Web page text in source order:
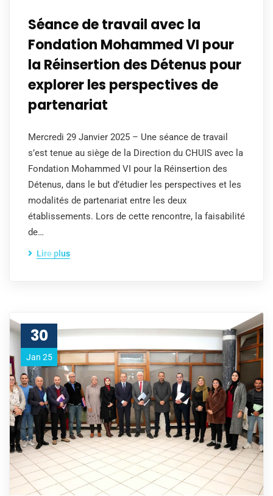
Séance de travail avec la
Fondation Mohammed VI pour
la Réinsertion des Détenus pour
explorer les perspectives de
partenariat
Mercredi 29 Janvier 2025 – Une séance de travail
s’est tenue au siège de la Direction du CHUIS avec la
Fondation Mohammed VI pour la Réinsertion des
Détenus, dans le but d’étudier les perspectives et les
modalités de partenariat entre les deux
établissements. Lors de cette rencontre, la faisabilité
de…
Lire plus
30
Jan 25